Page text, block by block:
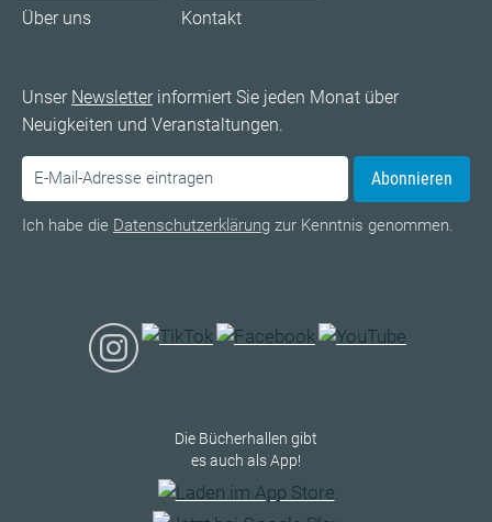
Über uns Kontakt
Unser Newsletterinformiert Sie jeden Monat über
Neuigkeiten und Veranstaltungen.
Abonnieren
Ich habe die Datenschutzerklärung zur Kenntnis genommen.
Die Bücherhallen gibt
es auch als App!